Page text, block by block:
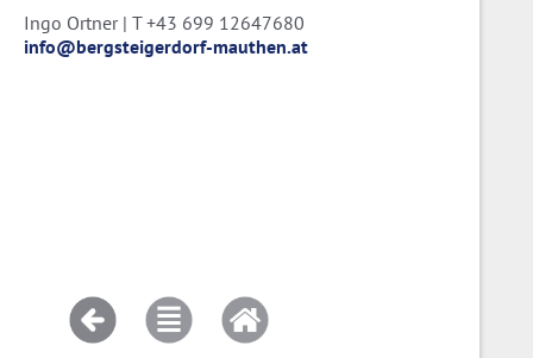
Ingo Ortner | T +43 699 12647680
info@bergsteigerdorf-mauthen.at